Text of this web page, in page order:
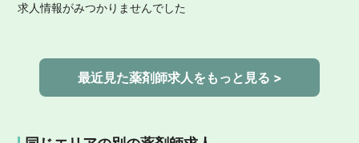
求人情報がみつかりませんでした
最近見た薬剤師求人をもっと見る >